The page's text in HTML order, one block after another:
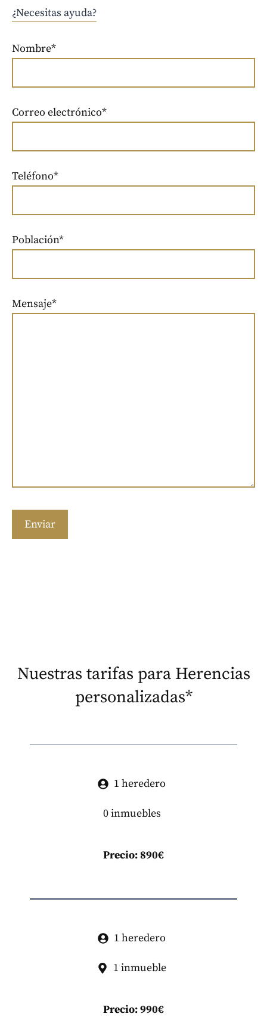
¿Necesitas ayuda?
Nombre*
Correo electrónico*
Teléfono*
Población*
Mensaje*
Nuestras tarifas para Herencias
personalizadas*
1 heredero
0 inmuebles
Precio: 890€
1 heredero
1 inmueble
Precio: 990€